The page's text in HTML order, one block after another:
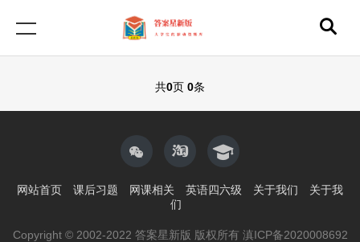
共0页 0条
网站首页 课后习题 网课相关 英语四六级 关于我们
关于我
们
Copyright © 2002-2022 答案星新版 版权所有 滇ICP备2020008692